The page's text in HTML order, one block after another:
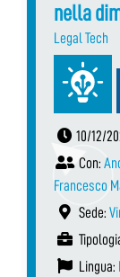
nella
Legal Tech
10/12/
Con:
Francesco
Sede:
Lingua: